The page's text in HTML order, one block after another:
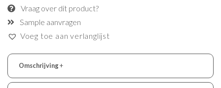
Vraag over dit product?
Sample aanvragen
Voeg toe aan verlanglijst
Omschrijving+